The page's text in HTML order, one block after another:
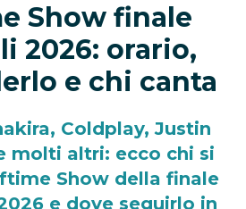
Show finale
2026: orario,
e chi canta
Coldplay, Justin
molti altri: ecco chi si
Show della finale
e dove seguirlo in